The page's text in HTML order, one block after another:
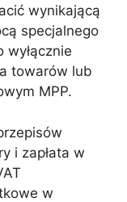
wynikającą
specjalnego
towarów lub
MPP.
i zapłata w
w